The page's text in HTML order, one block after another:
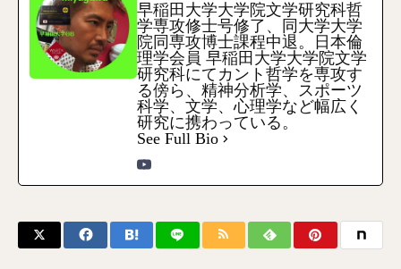
早稲田大学大学院文学研究科哲
学専攻修士号修了、同大学大学
院同専攻博士課程中退。日本倫
理学会員 早稲田大学大学院文学
研究科にてカント哲学を専攻す
る傍ら、精神分析学、スポーツ
科学、文学、心理学など幅広く
研究に携わっている。
See Full Bio